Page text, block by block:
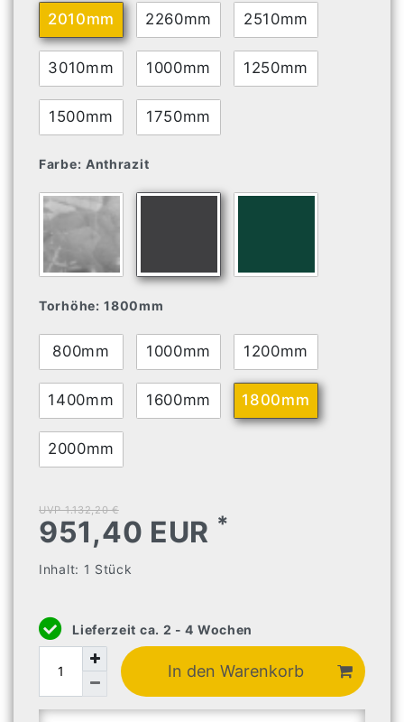
2010mm 2260mm 2510mm
3010mm 1000mm 1250mm
1500mm 1750mm
Farbe: Anthrazit
Torhöhe: 1800mm
800mm 1000mm 1200mm
1400mm 1600mm 1800mm
2000mm
UVP 1.132,20 €
951,40 EUR *
Inhalt: 1 Stück
Lieferzeit ca. 2 - 4 Wochen
In den Warenkorb